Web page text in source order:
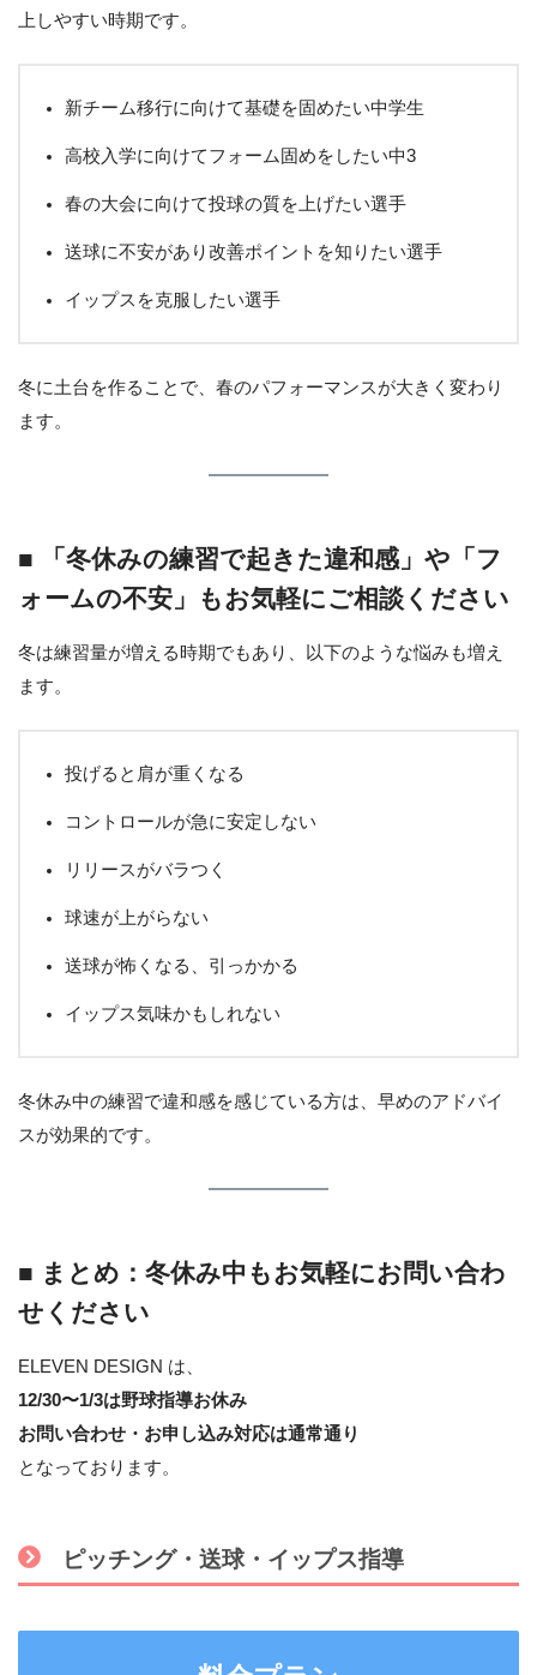
上しやすい時期です。
新チーム移行に向けて基礎を固めたい中学生
高校入学に向けてフォーム固めをしたい中3
春の大会に向けて投球の質を上げたい選手
送球に不安があり改善ポイントを知りたい選手
イップスを克服したい選手
冬に土台を作ることで、春のパフォーマンスが大きく変わり
ます。
■ 「冬休みの練習で起きた違和感」や「フ
ォームの不安」もお気軽にご相談ください
冬は練習量が増える時期でもあり、以下のような悩みも増え
ます。
投げると肩が重くなる
コントロールが急に安定しない
リリースがバラつく
球速が上がらない
送球が怖くなる、引っかかる
イップス気味かもしれない
冬休み中の練習で違和感を感じている方は、早めのアドバイ
スが効果的です。
■ まとめ：冬休み中もお気軽にお問い合わ
せください
ELEVEN DESIGN は、
12/30〜1/3は野球指導お休み
お問い合わせ・お申し込み対応は通常通り
となっております。
ピッチング・送球・イップス指導